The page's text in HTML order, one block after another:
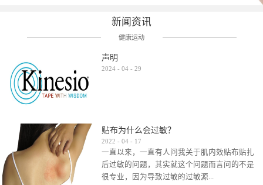
新闻资讯
健康运动
声明
2024 - 04 - 29
贴布为什么会过敏？
2022 - 04 - 17
一直以来，一直有人问我关于肌内效贴布贴扎
后过敏的问题，其实就这个问题而言问的不是
很专业，因为导致过敏的过敏源...